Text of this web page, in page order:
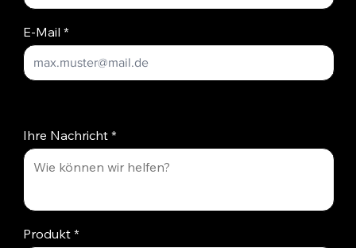
E-Mail
Ihre Nachricht
Produkt